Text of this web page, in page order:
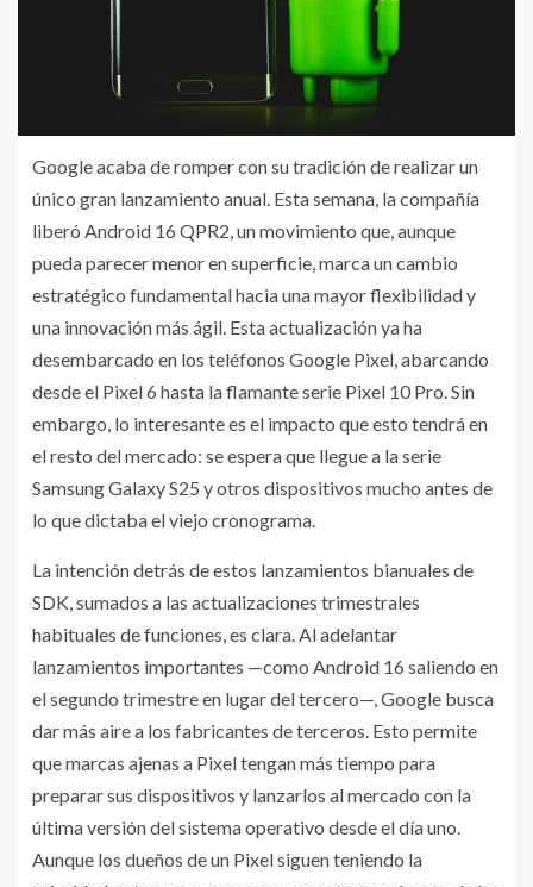
Google acaba de romper con su tradición de realizar un
único gran lanzamiento anual. Esta semana, la compañía
liberó Android 16 QPR2, un movimiento que, aunque
pueda parecer menor en superficie, marca un cambio
estratégico fundamental hacia una mayor flexibilidad y
una innovación más ágil. Esta actualización ya ha
desembarcado en los teléfonos Google Pixel, abarcando
desde el Pixel 6 hasta la flamante serie Pixel 10 Pro. Sin
embargo, lo interesante es el impacto que esto tendrá en
el resto del mercado: se espera que llegue a la serie
Samsung Galaxy S25 y otros dispositivos mucho antes de
lo que dictaba el viejo cronograma.
La intención detrás de estos lanzamientos bianuales de
SDK, sumados a las actualizaciones trimestrales
habituales de funciones, es clara. Al adelantar
lanzamientos importantes —como Android 16 saliendo en
el segundo trimestre en lugar del tercero—, Google busca
dar más aire a los fabricantes de terceros. Esto permite
que marcas ajenas a Pixel tengan más tiempo para
preparar sus dispositivos y lanzarlos al mercado con la
última versión del sistema operativo desde el día uno.
Aunque los dueños de un Pixel siguen teniendo la